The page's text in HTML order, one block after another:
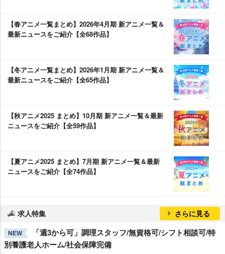
【春アニメ一覧まとめ】2026年4月期 新アニメ一覧＆
最新ニュースをご紹介【全68作品】
【冬アニメ一覧まとめ】2026年1月期 新アニメ一覧＆
最新ニュースをご紹介【全65作品】
【秋アニメ2025 まとめ】10月期 新アニメ一覧＆最新
ニュースをご紹介【全59作品】
【夏アニメ2025 まとめ】7月期 新アニメ一覧＆最新
ニュースをご紹介【全74作品】
求人特集 さらに見る
NEW
「週3から可」調理スタッフ/無資格可/シフト相談可/特
別養護老人ホーム/社会保障完備